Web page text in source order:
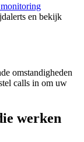
en bekijk
omstandigheden
calls in om uw
werken